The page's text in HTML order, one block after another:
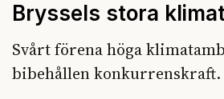
Bryssels stora
Svårt förena höga
bibehållen konkurrenskraft.